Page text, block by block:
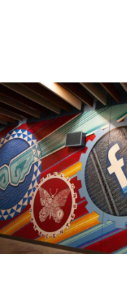
Wall art dell'unione tra